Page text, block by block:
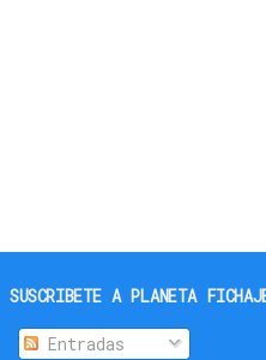
SUSCRIBETE A PLANETA
Entradas